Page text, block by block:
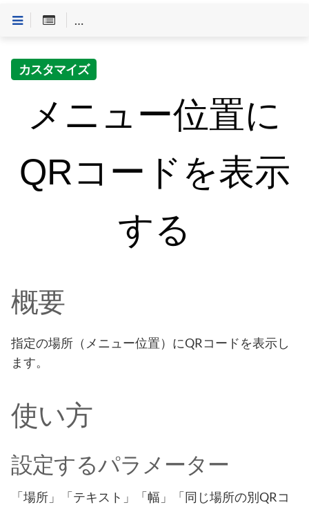
Customineドキュメントへようこそ
カスタマイズ
メニュー位置に
QRコードを表示
する
概要
指定の場所（メニュー位置）にQRコードを表示し
ます。
使い方
設定するパラメーター
「場所」「テキスト」「幅」「同じ場所の別QRコ